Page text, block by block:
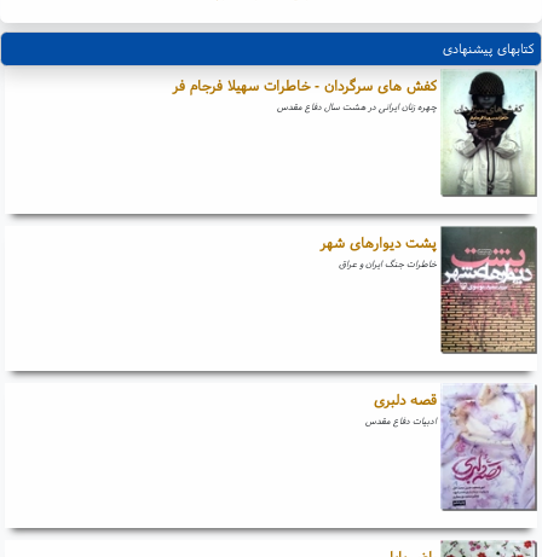
کتابهای پیشنهادی
کفش های سرگردان - خاطرات سهیلا فرجام فر
چهره زنان ایرانی در هشت سال دفاع مقدس
پشت دیوارهای شهر
خاطرات جنگ ایران و عراق
قصه دلبری
ادبیات دفاع مقدس